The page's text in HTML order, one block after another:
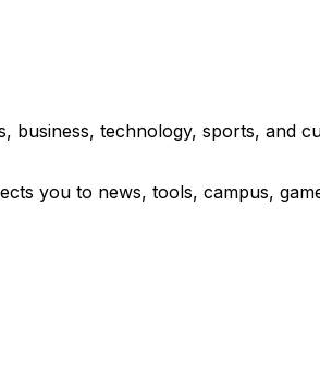
business, technology, sports, and
you to news, tools, campus,